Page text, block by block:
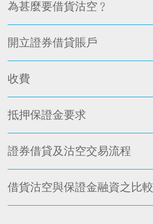
為甚麼要借貨沽空﹖
開立證券借貸賬戶
收費
抵押保證金要求
證券借貸及沽空交易流程
借貨沽空與保證金融資之比較